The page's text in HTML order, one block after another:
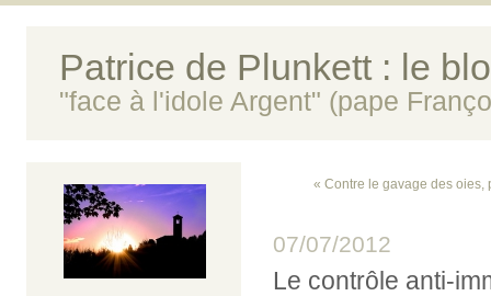
Patrice de Plunkett : le
"face à l'idole Argent" (pape
« Contre le gavage des
07/07/2012
Le contrôle anti-